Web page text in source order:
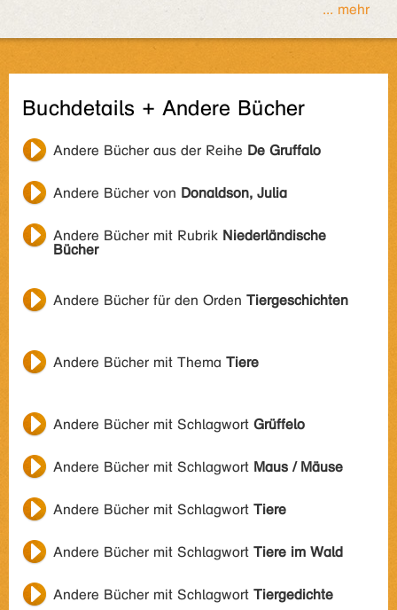
... mehr
Buchdetails + Andere Bücher
Andere Bücher aus der Reihe De Gruffalo
Andere Bücher von Donaldson, Julia
Andere Bücher mit Rubrik Niederländische
Bücher
Andere Bücher für den Orden Tiergeschichten
Andere Bücher mit Thema Tiere
Andere Bücher mit Schlagwort Grüffelo
Andere Bücher mit Schlagwort Maus / Mäuse
Andere Bücher mit Schlagwort Tiere
Andere Bücher mit Schlagwort Tiere im Wald
Andere Bücher mit Schlagwort Tiergedichte